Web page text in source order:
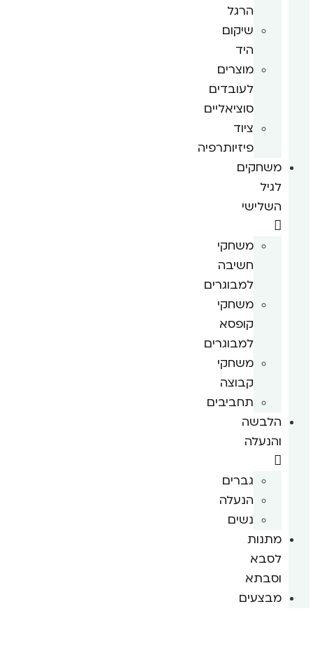
הרגל
שיקום
היד
מוצרים
לעובדים
סוציאליים
ציוד
פיזיותרפיה
משחקים
לגיל
השלישי
משחקי
חשיבה
למבוגרים
משחקי
קופסא
למבוגרים
משחקי
קבוצה
תחביבים
הלבשה
והנעלה
גברים
הנעלה
נשים
מתנות
לסבא
וסבתא
מבצעים